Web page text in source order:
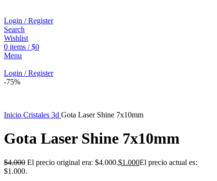
Login / Register
Search
Wishlist
0 items / $0
Menu
Login / Register
-75%
Inicio Cristales 3d Gota Laser Shine 7x10mm
Gota Laser Shine 7x10mm
$4.000 El precio original era: $4.000.$1.000El precio actual es:
$1.000.